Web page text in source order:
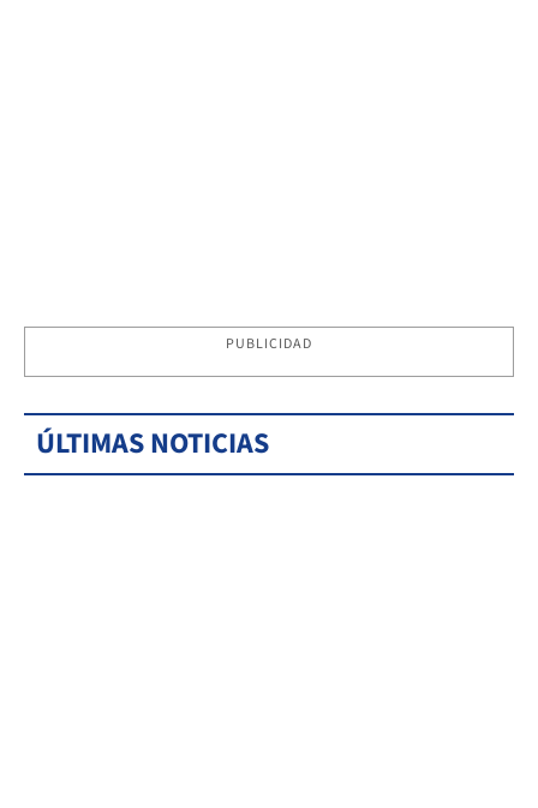
PUBLICIDAD
ÚLTIMAS NOTICIAS